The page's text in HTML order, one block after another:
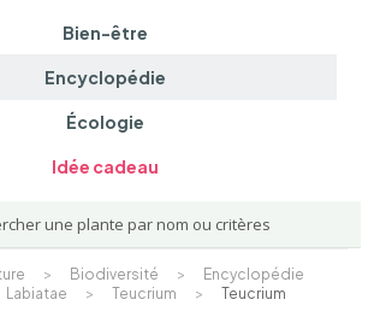
Bien-être
Encyclopédie
Écologie
Idée cadeau
une plante par nom ou critères
> Biodiversité >
Encyclopédie
Labiatae > Teucrium >
Teucrium